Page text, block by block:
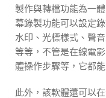
製作與轉檔功能為一
幕錄製功能可以設定
水印、光標樣式、聲
等等，不管是在線電
體操作步驟等，它都
此外，該軟體還可以